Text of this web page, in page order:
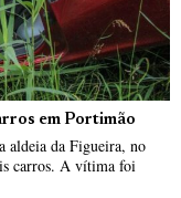
em Portimão
aldeia da Figueira, no
carros. A vítima foi